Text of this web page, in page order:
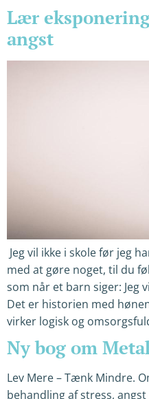
Lær
angst
Jeg vil ikke i skole før jeg
med at gøre noget, til du
som når et barn siger: Jeg
Det er historien med
virker logisk og
Ny bog om
Lev Mere – Tænk Mindre.
behandling af stress,